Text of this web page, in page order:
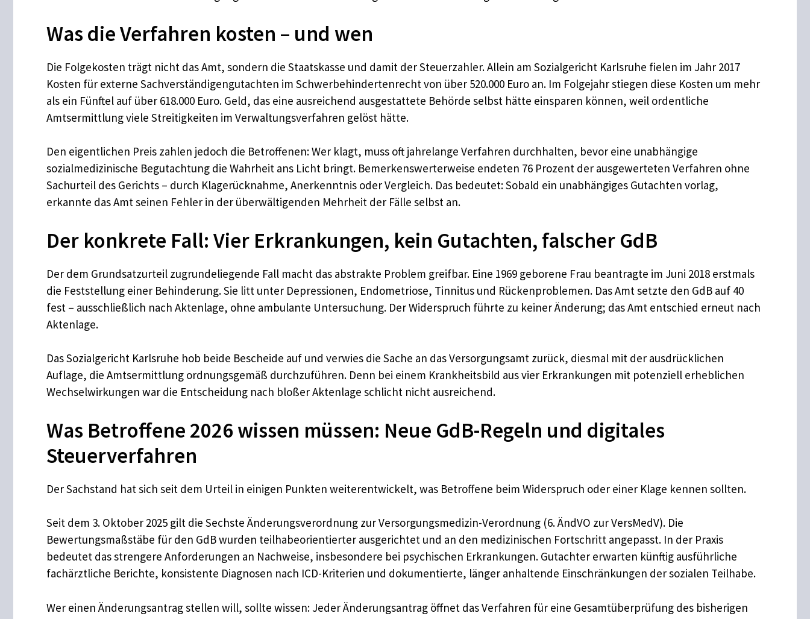
Was die Verfahren kosten – und wen
Die Folgekosten trägt nicht das Amt, sondern die Staatskasse und damit der Steuerzahler. Allein am Sozialgericht Karlsruhe fielen im Jahr 2017
Kosten für externe Sachverständigengutachten im Schwerbehindertenrecht von über 520.000 Euro an. Im Folgejahr stiegen diese Kosten um mehr
als ein Fünftel auf über 618.000 Euro. Geld, das eine ausreichend ausgestattete Behörde selbst hätte einsparen können, weil ordentliche
Amtsermittlung viele Streitigkeiten im Verwaltungsverfahren gelöst hätte.
Den eigentlichen Preis zahlen jedoch die Betroffenen: Wer klagt, muss oft jahrelange Verfahren durchhalten, bevor eine unabhängige
sozialmedizinische Begutachtung die Wahrheit ans Licht bringt. Bemerkenswerterweise endeten 76 Prozent der ausgewerteten Verfahren ohne
Sachurteil des Gerichts – durch Klagerücknahme, Anerkenntnis oder Vergleich. Das bedeutet: Sobald ein unabhängiges Gutachten vorlag,
erkannte das Amt seinen Fehler in der überwältigenden Mehrheit der Fälle selbst an.
Der konkrete Fall: Vier Erkrankungen, kein Gutachten, falscher GdB
Der dem Grundsatzurteil zugrundeliegende Fall macht das abstrakte Problem greifbar. Eine 1969 geborene Frau beantragte im Juni 2018 erstmals
die Feststellung einer Behinderung. Sie litt unter Depressionen, Endometriose, Tinnitus und Rückenproblemen. Das Amt setzte den GdB auf 40
fest – ausschließlich nach Aktenlage, ohne ambulante Untersuchung. Der Widerspruch führte zu keiner Änderung; das Amt entschied erneut nach
Aktenlage.
Das Sozialgericht Karlsruhe hob beide Bescheide auf und verwies die Sache an das Versorgungsamt zurück, diesmal mit der ausdrücklichen
Auflage, die Amtsermittlung ordnungsgemäß durchzuführen. Denn bei einem Krankheitsbild aus vier Erkrankungen mit potenziell erheblichen
Wechselwirkungen war die Entscheidung nach bloßer Aktenlage schlicht nicht ausreichend.
Was Betroffene 2026 wissen müssen: Neue GdB-Regeln und digitales
Steuerverfahren
Der Sachstand hat sich seit dem Urteil in einigen Punkten weiterentwickelt, was Betroffene beim Widerspruch oder einer Klage kennen sollten.
Seit dem 3. Oktober 2025 gilt die Sechste Änderungsverordnung zur Versorgungsmedizin-Verordnung (6. ÄndVO zur VersMedV). Die
Bewertungsmaßstäbe für den GdB wurden teilhabeorientierter ausgerichtet und an den medizinischen Fortschritt angepasst. In der Praxis
bedeutet das strengere Anforderungen an Nachweise, insbesondere bei psychischen Erkrankungen. Gutachter erwarten künftig ausführliche
fachärztliche Berichte, konsistente Diagnosen nach ICD-Kriterien und dokumentierte, länger anhaltende Einschränkungen der sozialen Teilhabe.
Wer einen Änderungsantrag stellen will, sollte wissen: Jeder Änderungsantrag öffnet das Verfahren für eine Gesamtüberprüfung des bisherigen